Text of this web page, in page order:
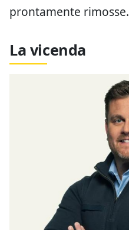
prontamente rimosse.
La vicenda